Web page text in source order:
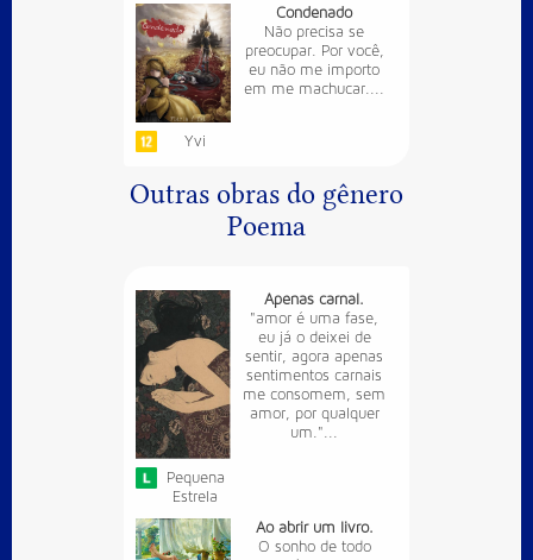
Yvi
Condenado
Não precisa se
preocupar. Por você,
eu não me importo
em me machucar....
Outras obras do gênero
Poema
Pequena
Estrela
Apenas carnal.
"amor é uma fase,
eu já o deixei de
sentir, agora apenas
sentimentos carnais
me consomem, sem
amor, por qualquer
um."...
Ao abrir um livro.
O sonho de todo